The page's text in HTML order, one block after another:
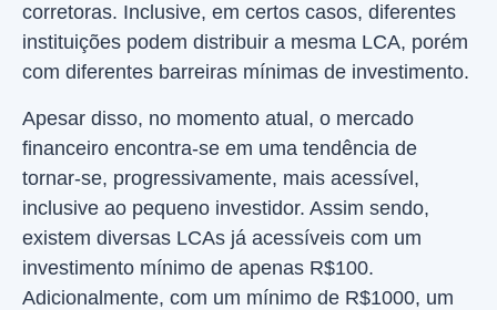
corretoras. Inclusive, em certos casos, diferentes
instituições podem distribuir a mesma LCA, porém
com diferentes barreiras mínimas de investimento.
Apesar disso, no momento atual, o mercado
financeiro encontra-se em uma tendência de
tornar-se, progressivamente, mais acessível,
inclusive ao pequeno investidor. Assim sendo,
existem diversas LCAs já acessíveis com um
investimento mínimo de apenas R$100.
Adicionalmente, com um mínimo de R$1000, um